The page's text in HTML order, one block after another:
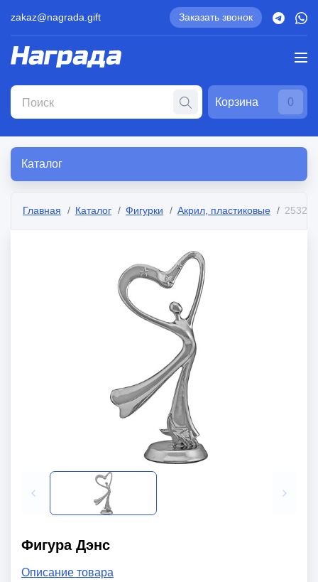
zakaz@nagrada.gift Заказать звонок
Корзина 0
Каталог
Главная Каталог Фигурки Акрил, пластиковые 2532-
Фигура Дэнс
Описание товара